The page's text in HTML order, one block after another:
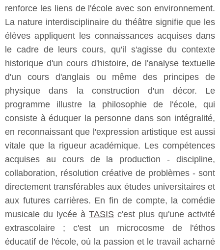
renforce les liens de l'école avec son environnement.
La nature interdisciplinaire du théâtre signifie que les
élèves appliquent les connaissances acquises dans
le cadre de leurs cours, qu'il s'agisse du contexte
historique d'un cours d'histoire, de l'analyse textuelle
d'un cours d'anglais ou même des principes de
physique dans la construction d'un décor. Le
programme illustre la philosophie de l'école, qui
consiste à éduquer la personne dans son intégralité,
en reconnaissant que l'expression artistique est aussi
vitale que la rigueur académique. Les compétences
acquises au cours de la production - discipline,
collaboration, résolution créative de problèmes - sont
directement transférables aux études universitaires et
aux futures carrières. En fin de compte, la comédie
musicale du lycée à TASIS c'est plus qu'une activité
extrascolaire ; c'est un microcosme de l'éthos
éducatif de l'école, où la passion et le travail acharné